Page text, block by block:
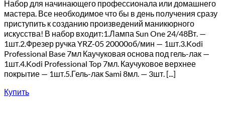
Набор для начинающего профессионала или домашнего
мастера. Все необходимое что бы в день получения сразу
приступить к созданию произведений маникюрного
искусства! В набор входит:1.Лампа Sun One 24/48Вт. —
1шт.2.Фрезер ручка YRZ-05 20000об/мин — 1шт.3.Kodi
Professional Base 7мл Каучуковая основа под гель-лак —
1шт.4.Kodi Professional Top 7мл. Каучуковое верхнее
покрытие — 1шт.5.Гель-лак Sami 8мл. — 3шт. [...]
Купить